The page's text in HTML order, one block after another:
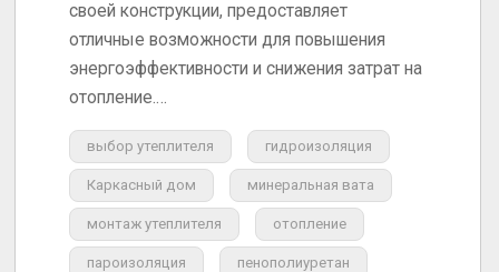
своей конструкции, предоставляет
отличные возможности для повышения
энергоэффективности и снижения затрат на
отопление.…
выбор утеплителя гидроизоляция
Каркасный дом минеральная вата
монтаж утеплителя отопление
пароизоляция пенополиуретан